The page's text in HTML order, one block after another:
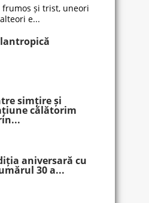
și trist, uneori
e...
simțire și
călătorim
aniversară cu
30 a...